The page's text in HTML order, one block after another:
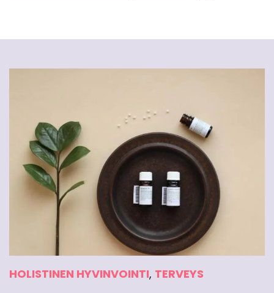
HOLISTINEN HYVINVOINTI, TERVEYS